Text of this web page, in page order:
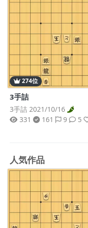
274位
3手詰
3手詰 2021/10/16
331
161 9 5
人気作品